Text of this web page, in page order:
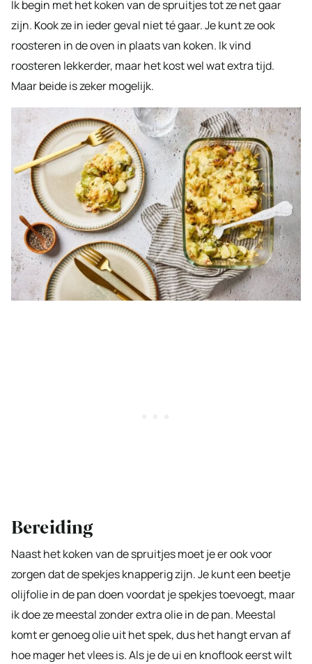
Ik begin met het koken van de spruitjes tot ze net gaar
zijn. Kook ze in ieder geval niet té gaar. Je kunt ze ook
roosteren in de oven in plaats van koken. Ik vind
roosteren lekkerder, maar het kost wel wat extra tijd.
Maar beide is zeker mogelijk.
Bereiding
Naast het koken van de spruitjes moet je er ook voor
zorgen dat de spekjes knapperig zijn. Je kunt een beetje
olijfolie in de pan doen voordat je spekjes toevoegt, maar
ik doe ze meestal zonder extra olie in de pan. Meestal
komt er genoeg olie uit het spek, dus het hangt ervan af
hoe mager het vlees is. Als je de ui en knoflook eerst wilt